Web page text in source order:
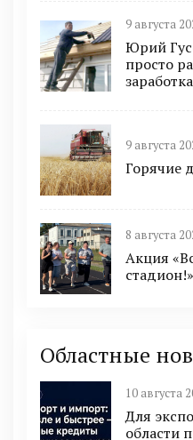
9 августа
Юрий
просто
9 августа
Горячие
8 августа
Акция
стадион!»
Областные
10 августа
Для
области